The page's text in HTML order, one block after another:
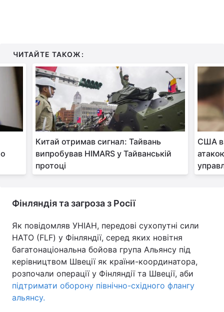
ЧИТАЙТЕ ТАКОЖ:
Китай отримав сигнал: Тайвань
випробував HIMARS у Тайванській
протоці
США
Фінляндія та загроза з Росії
Як повідомляв УНІАН, передові сухопутні сили
НАТО (FLF) у Фінляндії, серед яких новітня
багатонаціональна бойова група Альянсу під
керівництвом Швеції як країни-координатора,
розпочали операції у Фінляндії та Швеції, аби
підтримати оборону північно-східного флангу
альянсу.